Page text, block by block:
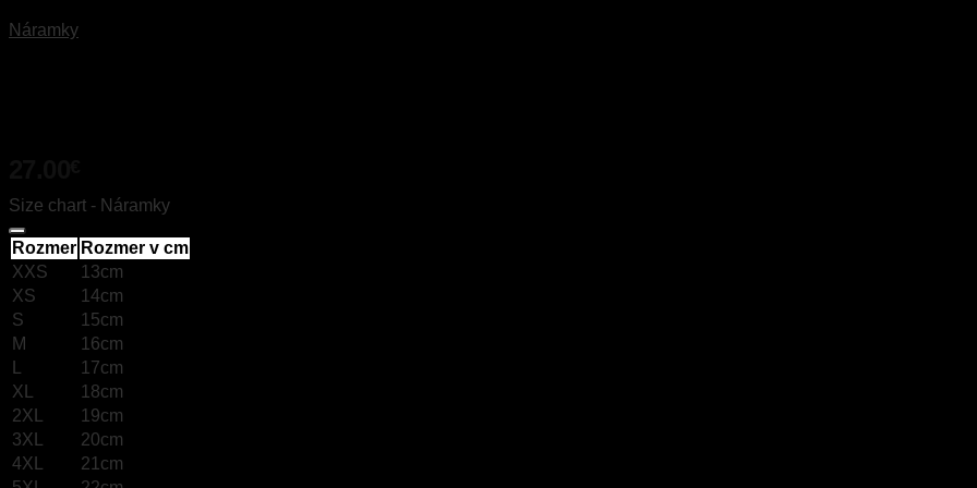
Náramky
Size chart - Náramky
Rozmer Rozmer v cm
XXS
13cm
XS
14cm
S
15cm
M
16cm
L
17cm
XL
18cm
2XL
19cm
3XL
20cm
4XL
21cm